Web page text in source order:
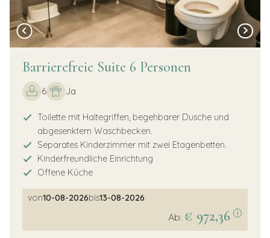
Barrierefreie Suite 6 Personen
6 Ja
Toilette mit Haltegriffen, begehbarer Dusche und
abgesenktem Waschbecken.
Separates Kinderzimmer mit zwei Etagenbetten.
Kinderfreundliche Einrichtung
Offene Küche
von10-08-2026bis13-08-2026
Ab: € 972,36 i